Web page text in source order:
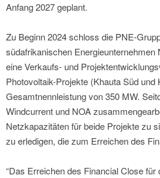
Anfang 2027 geplant.
Zu Beginn 2024 schloss die PNE-
südafrikanischen Energieunternehmen
eine Verkaufs- und
Photovoltaik-Projekte (Khauta Süd und
Gesamtnennleistung von 350 MW.
Windcurrent und NOA
Netzkapazitäten für beide Projekte zu
zu erledigen, die zum Erreichen des
“Das Erreichen des Financial Close